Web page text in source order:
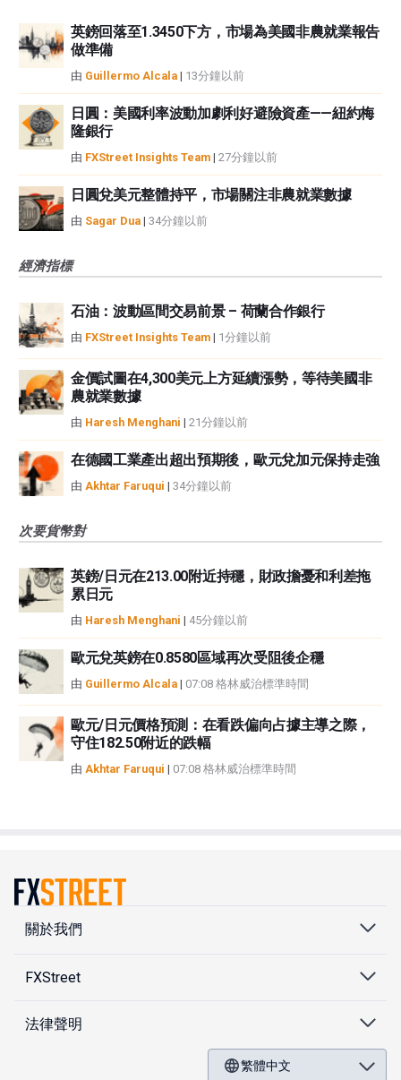
英鎊回落至1.3450下方，市場為美國非農就業報告
做準備
由 Guillermo Alcala | 13分鐘以前
日圓：美國利率波動加劇利好避險資產——紐約梅
隆銀行
由 FXStreet Insights Team | 27分鐘以前
日圓兌美元整體持平，市場關注非農就業數據
由 Sagar Dua | 34分鐘以前
經濟指標
石油：波動區間交易前景 – 荷蘭合作銀行
由 FXStreet Insights Team | 1分鐘以前
金價試圖在4,300美元上方延續漲勢，等待美國非
農就業數據
由 Haresh Menghani | 21分鐘以前
在德國工業產出超出預期後，歐元兌加元保持走強
由 Akhtar Faruqui | 34分鐘以前
次要貨幣對
英鎊/日元在213.00附近持穩，財政擔憂和利差拖
累日元
由 Haresh Menghani | 45分鐘以前
歐元兌英鎊在0.8580區域再次受阻後企穩
由 Guillermo Alcala | 07:08 格林威治標準時間
歐元/日元價格預測：在看跌偏向占據主導之際，
守住182.50附近的跌幅
由 Akhtar Faruqui | 07:08 格林威治標準時間
關於我們
FXStreet
法律聲明
繁體中文